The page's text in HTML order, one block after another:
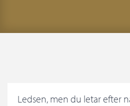
Ledsen, men du letar efter